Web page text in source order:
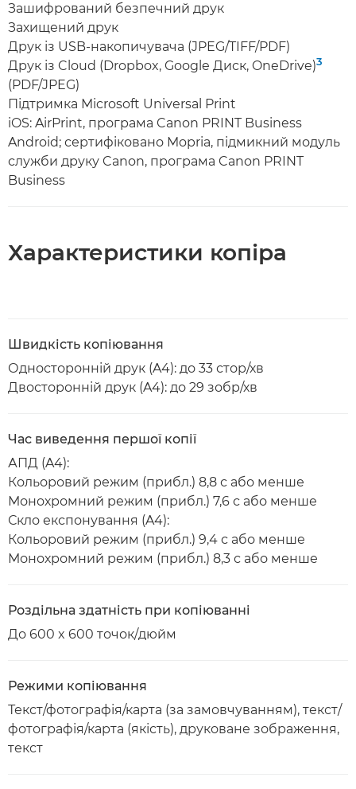
Зашифрований безпечний друк
Захищений друк
Друк із USB-накопичувача (JPEG/TIFF/PDF)
Друк із Cloud (Dropbox, Google Диск, OneDrive)3
(PDF/JPEG)
Підтримка Microsoft Universal Print
iOS: AirPrint, програма Canon PRINT Business
Android; сертифіковано Mopria, підмикний модуль
служби друку Canon, програма Canon PRINT
Business
Характеристики копіра
Швидкість копіювання
Односторонній друк (A4): до 33 стор/хв
Двосторонній друк (A4): до 29 зобр/хв
Час виведення першої копії
АПД (A4):
Кольоровий режим (прибл.) 8,8 с або менше
Монохромний режим (прибл.) 7,6 с або менше
Скло експонування (A4):
Кольоровий режим (прибл.) 9,4 с або менше
Монохромний режим (прибл.) 8,3 с або менше
Роздільна здатність при копіюванні
До 600 x 600 точок/дюйм
Режими копіювання
Текст/фотографія/карта (за замовчуванням), текст/
фотографія/карта (якість), друковане зображення,
текст